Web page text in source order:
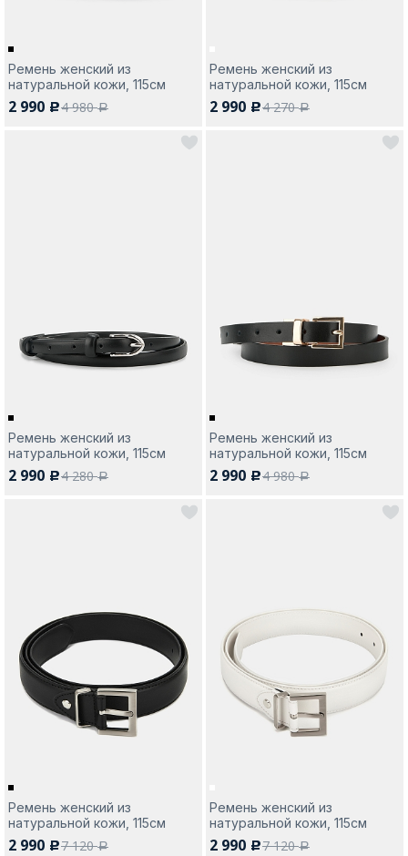
Ремень женский из
натуральной кожи, 115см
2 990 c4 980a
Ремень женский из
натуральной кожи, 115см
2 990 c4 270a
Ремень женский из
натуральной кожи, 115см
2 990 c4 280a
Ремень женский из
натуральной кожи, 115см
2 990 c4 980a
Ремень женский из
натуральной кожи, 115см
2 990 c7 120a
Ремень женский из
натуральной кожи, 115см
2 990 c7 120a